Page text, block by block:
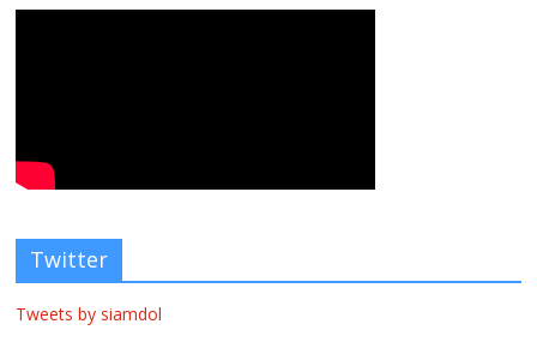
Twitter
Tweets by siamdol